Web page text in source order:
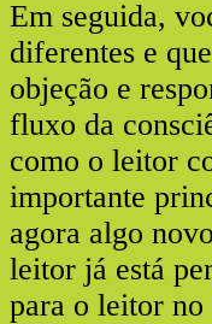
Em seguida,
diferentes e
objeção e
fluxo da
como o leitor
importante
agora algo
leitor já está
para o leitor